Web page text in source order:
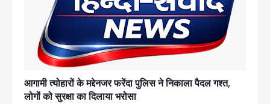
आगामी त्योहारों के मद्देनजर फरेंदा पुलिस ने निकाला पैदल गश्त,
लोगों को सुरक्षा का दिलाया भरोसा